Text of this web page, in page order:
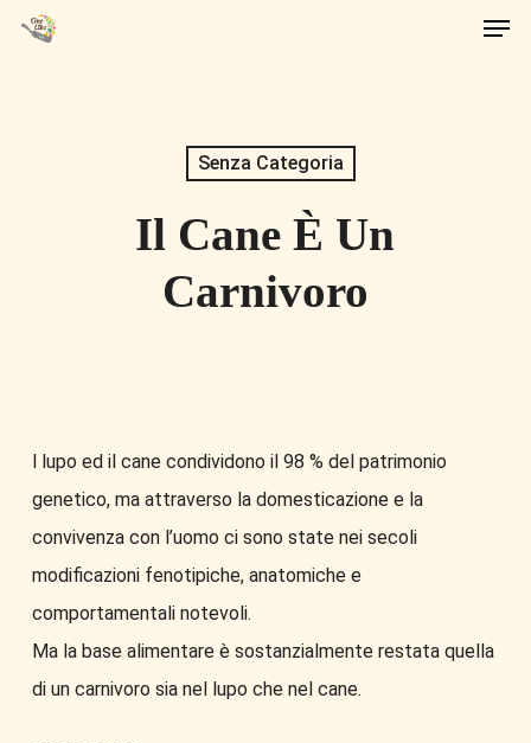
Skip
Senza Categoria
Il Cane È Un
Carnivoro
l lupo ed il cane condividono il 98 % del patrimonio
genetico, ma attraverso la domesticazione e la
convivenza con l’uomo ci sono state nei secoli
modificazioni fenotipiche, anatomiche e
comportamentali notevoli.
Ma la base alimentare è sostanzialmente restata quella
di un carnivoro sia nel lupo che nel cane.